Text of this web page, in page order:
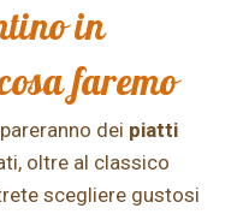
in
faremo
dei piatti
oltre al classico
scegliere gustosi